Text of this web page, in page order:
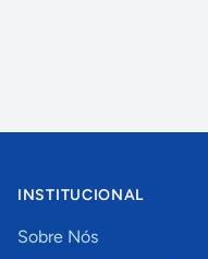
INSTITUCIONAL
Sobre Nós